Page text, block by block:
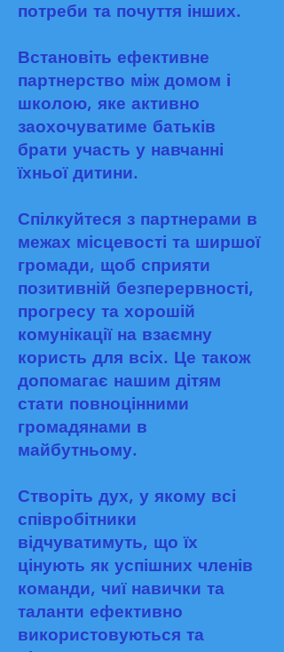
потреби та почуття інших.
Встановіть ефективне
партнерство між домом і
школою, яке активно
заохочуватиме батьків
брати участь у навчанні
їхньої дитини.
Спілкуйтеся з партнерами в
межах місцевості та ширшої
громади, щоб сприяти
позитивній безперервності,
прогресу та хорошій
комунікації на взаємну
користь для всіх. Це також
допомагає нашим дітям
стати повноцінними
громадянами в
майбутньому.
Створіть дух, у якому всі
співробітники
відчуватимуть, що їх
цінують як успішних членів
команди, чиї навички та
таланти ефективно
використовуються та